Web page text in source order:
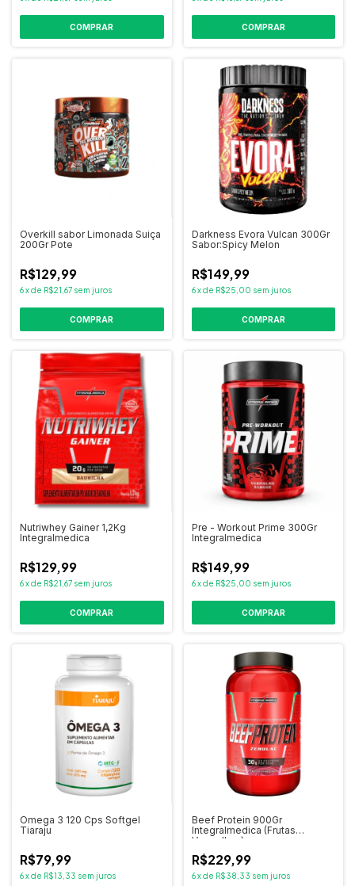
COMPRAR
Overkill sabor Limonada Suiça
200Gr Pote
R$129,99
6xde R$21,67 sem juros
Darkness Evora Vulcan 300Gr
Sabor:Spicy Melon
R$149,99
6 xde R$25,00 sem juros
Nutriwhey Gainer 1,2Kg
Integralmedica
R$129,99
6xde R$21,67 sem juros
COMPRAR
Pre - Workout Prime 300Gr
Integralmedica
R$149,99
6 xde R$25,00 sem juros
Omega 3 120 Cps Softgel
Tiaraju
R$79,99
6xde R$13,33 sem juros
Beef Protein 900Gr
Integralmedica (Frutas
Vermelhas)
R$229,99
6 xde R$38,33 sem juros